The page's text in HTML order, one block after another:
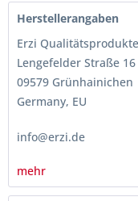
Herstellerangaben
Erzi
Lengefelder Straße 16
09579 Grünhainichen
Germany, EU
info@erzi.de
mehr